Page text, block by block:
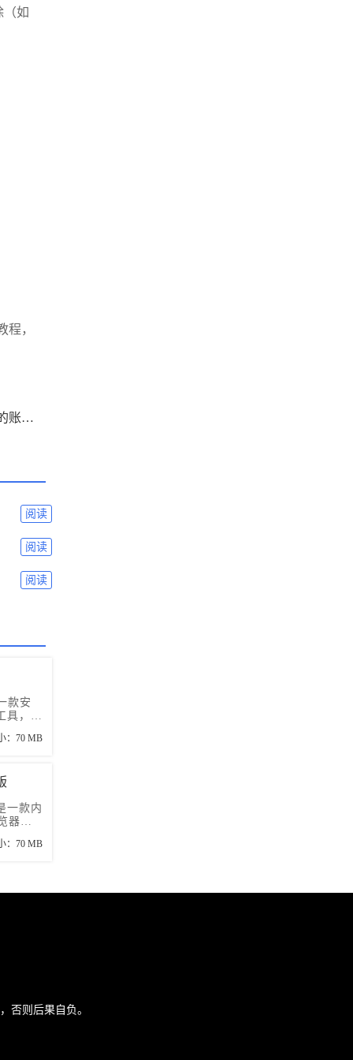
（如
程，
下一篇： 如何删除谷歌浏览器多余的账户？移除谷歌浏览器无用账户操作步骤
阅读
阅读
阅读
款安
具，协
。
：70 MB
一款内
器软
网站
：70 MB
否则后果自负。